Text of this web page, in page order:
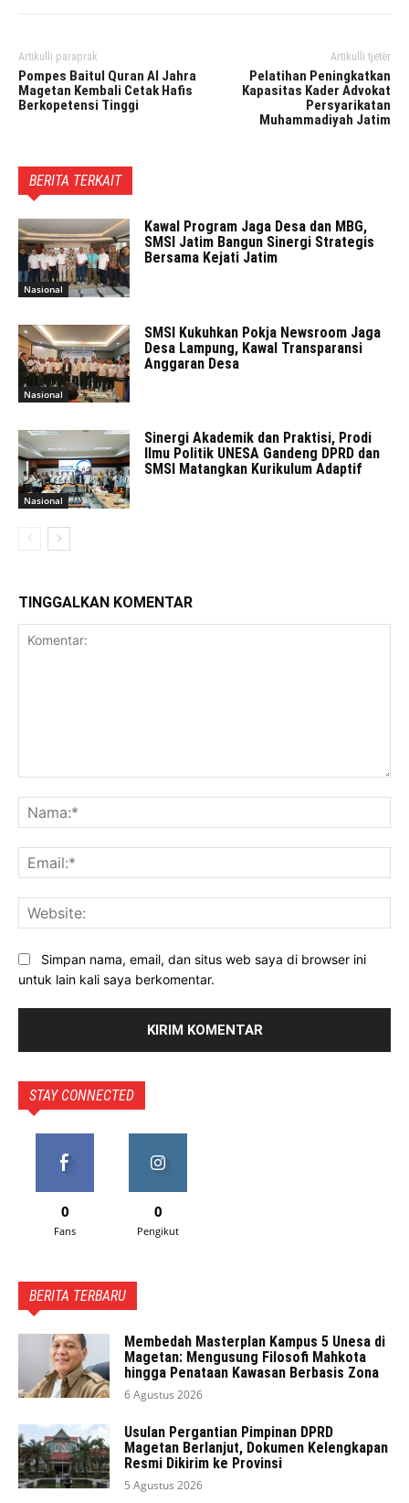
Artikulli paraprak
Pompes Baitul Quran Al Jahra
Magetan Kembali Cetak Hafis
Berkopetensi Tinggi
Artikulli tjetër
Pelatihan Peningkatkan
Kapasitas Kader Advokat
Persyarikatan
Muhammadiyah Jatim
BERITA TERKAIT
Nasional
Kawal Program Jaga Desa dan MBG,
SMSI Jatim Bangun Sinergi Strategis
Bersama Kejati Jatim
Nasional
SMSI Kukuhkan Pokja Newsroom Jaga
Desa Lampung, Kawal Transparansi
Anggaran Desa
Nasional
Sinergi Akademik dan Praktisi, Prodi
Ilmu Politik UNESA Gandeng DPRD dan
SMSI Matangkan Kurikulum Adaptif
TINGGALKAN KOMENTAR
Simpan nama, email, dan situs web saya di browser ini
untuk lain kali saya berkomentar.
STAY CONNECTED
0
Fans
0
Pengikut
BERITA TERBARU
Membedah Masterplan Kampus 5 Unesa di
Magetan: Mengusung Filosofi Mahkota
hingga Penataan Kawasan Berbasis Zona
6 Agustus 2026
Usulan Pergantian Pimpinan DPRD
Magetan Berlanjut, Dokumen Kelengkapan
Resmi Dikirim ke Provinsi
5 Agustus 2026